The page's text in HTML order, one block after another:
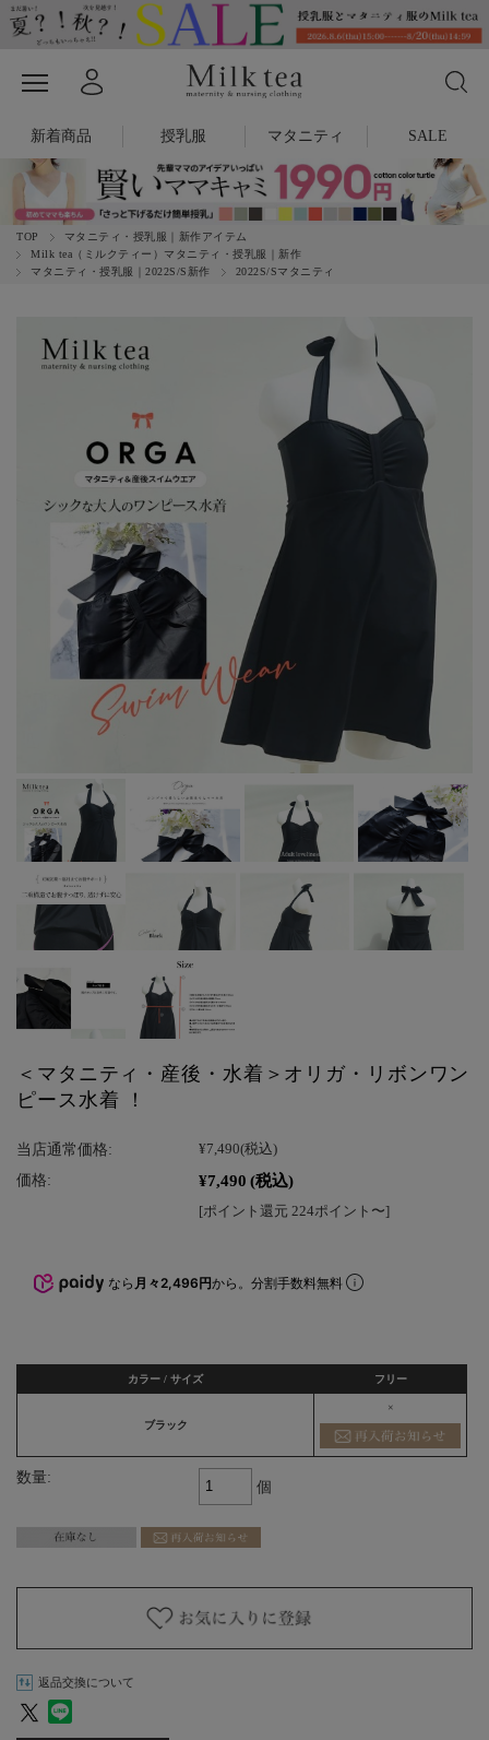
新着商品 授乳服 マタニティ SALE
TOP
マタニティ・授乳服｜新作アイテム
Milk tea（ミルクティー）マタニティ・授乳服｜新作
マタニティ・授乳服｜2022S/S新作
2022S/Sマタニティ
＜マタニティ・産後・水着＞オリガ・リボンワン
ピース水着 ！
当店通常価格: ¥7,490(税込)
価格: ¥7,490 (税込)
[ポイント還元 224ポイント〜]
なら 月々2,496円から。分割手数料無料
カラー / サイズ フリー
ブラック
×
数量:
個
返品交換について